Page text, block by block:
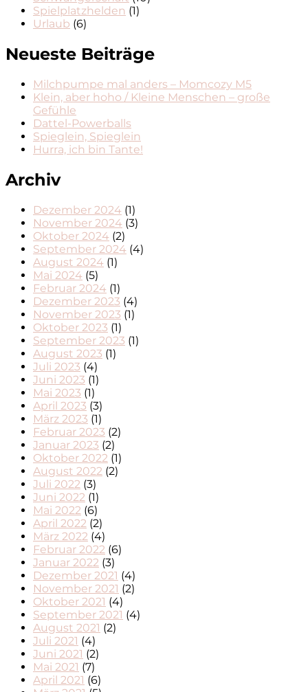
Spielplatzhelden (1)
Urlaub (6)
Neueste Beiträge
Milchpumpe mal anders – Momcozy M5
Klein, aber hoho / Kleine Menschen – große
Gefühle
Dattel-Powerballs
Spieglein, Spieglein
Hurra, ich bin Tante!
Archiv
Dezember 2024 (1)
November 2024 (3)
Oktober 2024 (2)
September 2024 (4)
August 2024 (1)
Mai 2024 (5)
Februar 2024 (1)
Dezember 2023 (4)
November 2023 (1)
Oktober 2023 (1)
September 2023 (1)
August 2023 (1)
Juli 2023 (4)
Juni 2023 (1)
Mai 2023 (1)
April 2023 (3)
März 2023 (1)
Februar 2023 (2)
Januar 2023 (2)
Oktober 2022 (1)
August 2022 (2)
Juli 2022 (3)
Juni 2022 (1)
Mai 2022 (6)
April 2022 (2)
März 2022 (4)
Februar 2022 (6)
Januar 2022 (3)
Dezember 2021 (4)
November 2021 (2)
Oktober 2021 (4)
September 2021 (4)
August 2021 (2)
Juli 2021 (4)
Juni 2021 (2)
Mai 2021 (7)
April 2021 (6)